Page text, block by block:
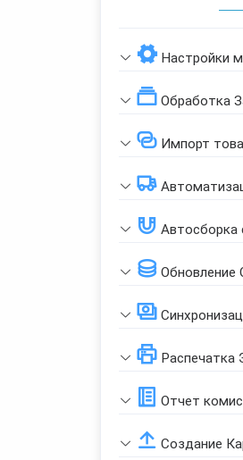
Настройки
Обработка
Импорт
Автосборка
Обновление
Распечатка
Отчет
Создание